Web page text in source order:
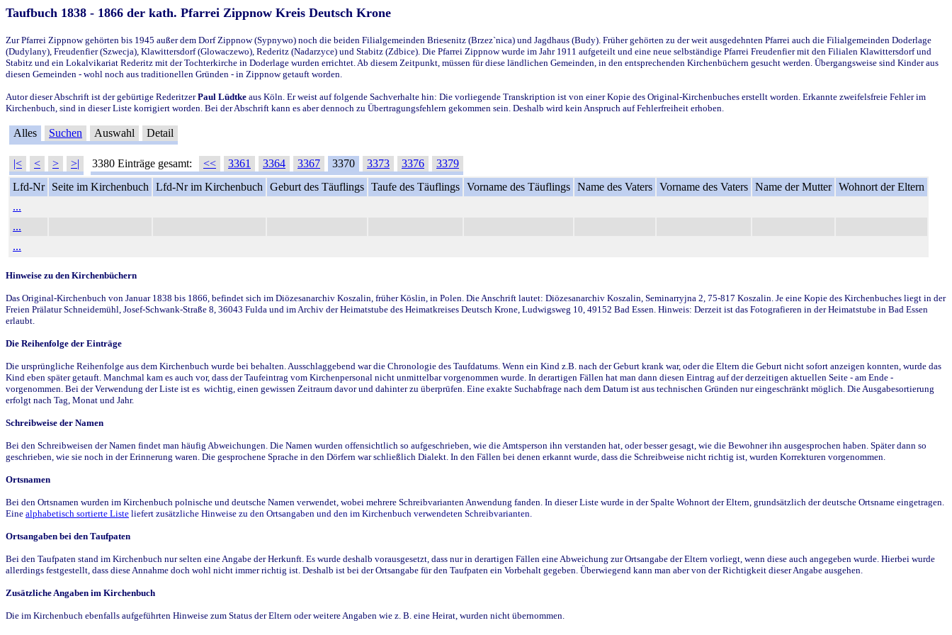
Taufbuch 1838 - 1866 der kath. Pfarrei Zippnow Kreis Deutsch Krone
Zur Pfarrei Zippnow gehörten bis 1945 außer dem Dorf Zippnow (Sypnywo) noch die beiden Filialgemeinden Briesenitz (Brzez`nica) und Jagdhaus (Budy). Früher gehörten zu der weit ausgedehnten Pfarrei auch die Filialgemeinden Doderlage
(Dudylany), Freudenfier (Szwecja), Klawittersdorf (Glowaczewo), Rederitz (Nadarzyce) und Stabitz (Zdbice). Die Pfarrei Zippnow wurde im Jahr 1911 aufgeteilt und eine neue selbständige Pfarrei Freudenfier mit den Filialen Klawittersdorf und
Stabitz und ein Lokalvikariat Rederitz mit der Tochterkirche in Doderlage wurden errichtet. Ab diesem Zeitpunkt, müssen für diese ländlichen Gemeinden, in den entsprechenden Kirchenbüchern gesucht werden. Übergangsweise sind Kinder aus
diesen Gemeinden - wohl noch aus traditionellen Gründen - in Zippnow getauft worden.
Autor dieser Abschrift ist der gebürtige RederitzerPaul Lüdtke aus Köln. Er weist auf folgende Sachverhalte hin: Die vorliegende Transkription ist von einer Kopie des Original-Kirchenbuches erstellt worden. Erkannte zweifelsfreie Fehler im
Kirchenbuch, sind in dieser Liste korrigiert worden. Bei der Abschrift kann es aber dennoch zu Übertragungsfehlern gekommen sein. Deshalb wird kein Anspruch auf Fehlerfreiheit erhoben.
Alles Suchen Auswahl Detail
|< < > >| 3380 Einträge gesamt: << 3361 3364 3367 3370 3373 3376
3379
Lfd-Nr
Seite im Kirchenbuch Lfd-Nr im Kirchenbuch Geburt des Täuflings Taufe des Täuflings Vorname des Täuflings Name des Vaters Vorname des Vaters Name der Mutter Wohnort der Eltern
...
...
...
Hinweise zu den Kirchenbüchern
Das Original-Kirchenbuch von Januar 1838 bis 1866, befindet sich im Diözesanarchiv Koszalin, früher Köslin, in Polen. Die Anschrift lautet: Diözesanarchiv Koszalin, Seminarryjna 2, 75-817 Koszalin. Je eine Kopie des Kirchenbuches liegt in der
Freien Prälatur Schneidemühl, Josef-Schwank-Straße 8, 36043 Fulda und im Archiv der Heimatstube des Heimatkreises Deutsch Krone, Ludwigsweg 10, 49152 Bad Essen. Hinweis: Derzeit ist das Fotografieren in der Heimatstube in Bad Essen
erlaubt.
Die Reihenfolge der Einträge
Die ursprüngliche Reihenfolge aus dem Kirchenbuch wurde bei behalten. Ausschlaggebend war die Chronologie des Taufdatums. Wenn ein Kind z.B. nach der Geburt krank war, oder die Eltern die Geburt nicht sofort anzeigen konnten, wurde das
Kind eben später getauft. Manchmal kam es auch vor, dass der Taufeintrag vom Kirchenpersonal nicht unmittelbar vorgenommen wurde. In derartigen Fällen hat man dann diesen Eintrag auf der derzeitigen aktuellen Seite - am Ende -
vorgenommen. Bei der Verwendung der Liste ist es wichtig, einen gewissen Zeitraum davor und dahinter zu überprüfen. Eine exakte Suchabfrage nach dem Datum ist aus technischen Gründen nur eingeschränkt möglich. Die Ausgabesortierung
erfolgt nach Tag, Monat und Jahr.
Schreibweise der Namen
Bei den Schreibweisen der Namen findet man häufig Abweichungen. Die Namen wurden offensichtlich so aufgeschrieben, wie die Amtsperson ihn verstanden hat, oder besser gesagt, wie die Bewohner ihn ausgesprochen haben. Später dann so
geschrieben, wie sie noch in der Erinnerung waren. Die gesprochene Sprache in den Dörfern war schließlich Dialekt. In den Fällen bei denen erkannt wurde, dass die Schreibweise nicht richtig ist, wurden Korrekturen vorgenommen.
Ortsnamen
Bei den Ortsnamen wurden im Kirchenbuch polnische und deutsche Namen verwendet, wobei mehrere Schreibvarianten Anwendung fanden. In dieser Liste wurde in der Spalte Wohnort der Eltern, grundsätzlich der deutsche Ortsname eingetragen.
Eine alphabetisch sortierte Liste liefert zusätzliche Hinweise zu den Ortsangaben und den im Kirchenbuch verwendeten Schreibvarianten.
Ortsangaben bei den Taufpaten
Bei den Taufpaten stand im Kirchenbuch nur selten eine Angabe der Herkunft. Es wurde deshalb vorausgesetzt, dass nur in derartigen Fällen eine Abweichung zur Ortsangabe der Eltern vorliegt, wenn diese auch angegeben wurde. Hierbei wurde
allerdings festgestellt, dass diese Annahme doch wohl nicht immer richtig ist. Deshalb ist bei der Ortsangabe für den Taufpaten ein Vorbehalt gegeben. Überwiegend kann man aber von der Richtigkeit dieser Angabe ausgehen.
Zusätzliche Angaben im Kirchenbuch
Die im Kirchenbuch ebenfalls aufgeführten Hinweise zum Status der Eltern oder weitere Angaben wie z. B. eine Heirat, wurden nicht übernommen.